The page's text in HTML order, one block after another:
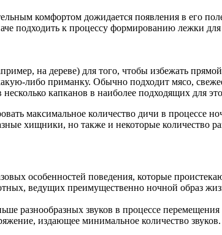
комфортом дожидается появления в его
подходить к процессу формированию лежки
на дереве) для того, чтобы избежать
либо приманку. Обычно подходит мясо,
капканов в наиболее подходящих для
максимальное количество дичи в процессе
хищники, но также и некоторые количество
особенностей поведения, которые
ведущих преимущественно ночной образ
разнообразных звуков в процессе
издающее минимальное количество